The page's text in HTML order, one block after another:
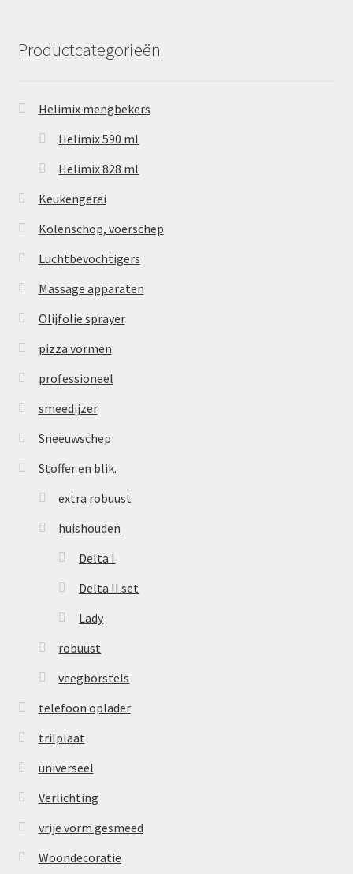
Productcategorieën
Helimix mengbekers
Helimix 590 ml
Helimix 828 ml
Keukengerei
Kolenschop, voerschep
Luchtbevochtigers
Massage apparaten
Olijfolie sprayer
pizza vormen
professioneel
smeedijzer
Sneeuwschep
Stoffer en blik.
extra robuust
huishouden
Delta I
Delta II set
Lady
robuust
veegborstels
telefoon oplader
trilplaat
universeel
Verlichting
vrije vorm gesmeed
Woondecoratie